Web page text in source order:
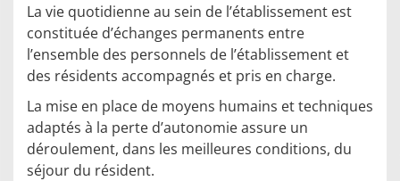
La vie quotidienne au sein de l’établissement est
constituée d’échanges permanents entre
l’ensemble des personnels de l’établissement et
des résidents accompagnés et pris en charge.
La mise en place de moyens humains et techniques
adaptés à la perte d’autonomie assure un
déroulement, dans les meilleures conditions, du
séjour du résident.